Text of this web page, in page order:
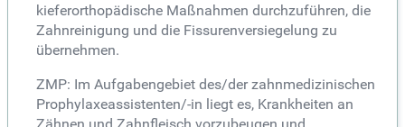
kieferorthopädische Maßnahmen durchzuführen, die
Zahnreinigung und die Fissurenversiegelung zu
übernehmen.
ZMP: Im Aufgabengebiet des/der zahnmedizinischen
Prophylaxeassistenten/-in liegt es, Krankheiten an